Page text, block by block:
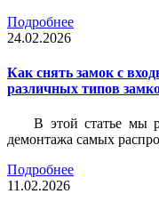
Подробнее
24.02.2026
Как снять замок с
различных типов
В этой статье мы
демонтажа самых
Подробнее
11.02.2026